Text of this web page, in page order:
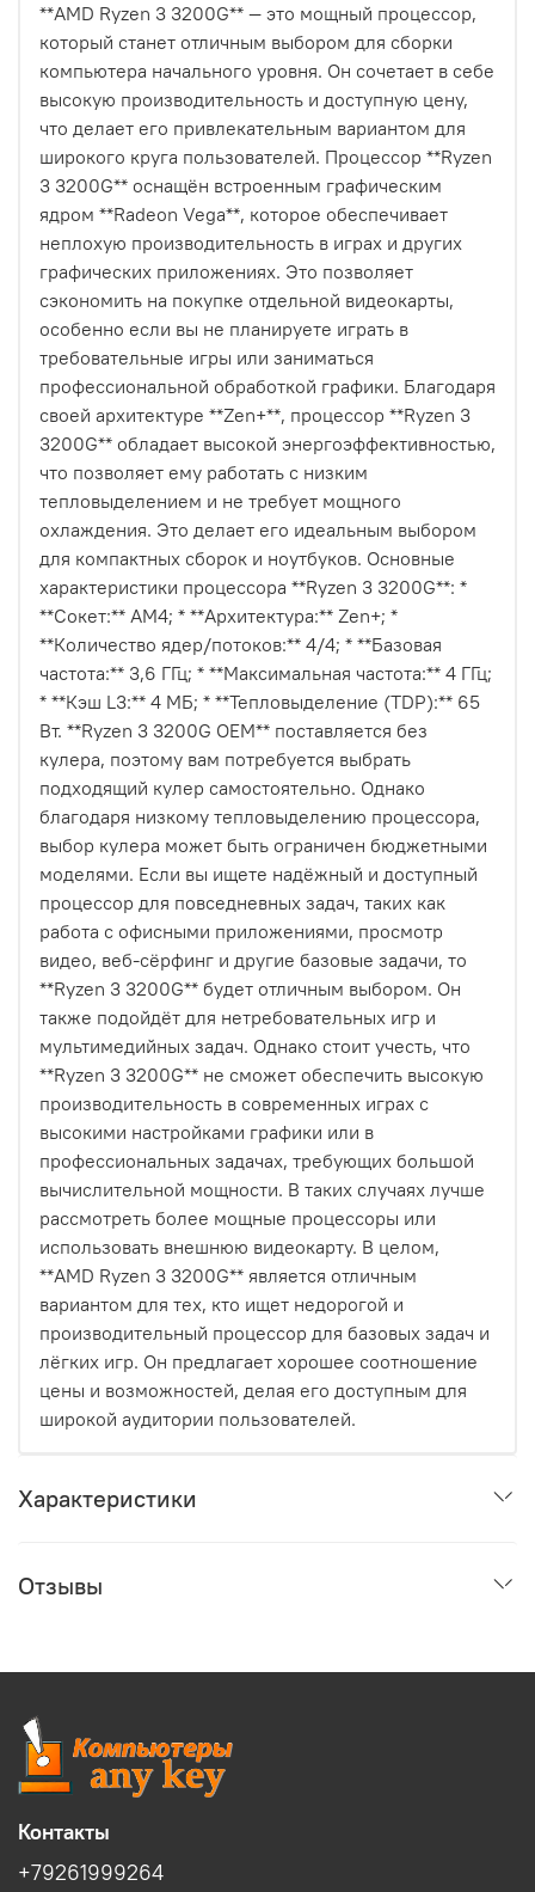
**AMD Ryzen 3 3200G** — это мощный процессор,
который станет отличным выбором для сборки
компьютера начального уровня. Он сочетает в себе
высокую производительность и доступную цену,
что делает его привлекательным вариантом для
широкого круга пользователей. Процессор **Ryzen
3 3200G** оснащён встроенным графическим
ядром **Radeon Vega**, которое обеспечивает
неплохую производительность в играх и других
графических приложениях. Это позволяет
сэкономить на покупке отдельной видеокарты,
особенно если вы не планируете играть в
требовательные игры или заниматься
профессиональной обработкой графики. Благодаря
своей архитектуре **Zen+**, процессор **Ryzen 3
3200G** обладает высокой энергоэффективностью,
что позволяет ему работать с низким
тепловыделением и не требует мощного
охлаждения. Это делает его идеальным выбором
для компактных сборок и ноутбуков. Основные
характеристики процессора **Ryzen 3 3200G**: *
**Сокет:** AM4; * **Архитектура:** Zen+; *
**Количество ядер/потоков:** 4/4; * **Базовая
частота:** 3,6 ГГц; * **Максимальная частота:** 4 ГГц;
* **Кэш L3:** 4 МБ; * **Тепловыделение (TDP):** 65
Вт. **Ryzen 3 3200G OEM** поставляется без
кулера, поэтому вам потребуется выбрать
подходящий кулер самостоятельно. Однако
благодаря низкому тепловыделению процессора,
выбор кулера может быть ограничен бюджетными
моделями. Если вы ищете надёжный и доступный
процессор для повседневных задач, таких как
работа с офисными приложениями, просмотр
видео, веб-сёрфинг и другие базовые задачи, то
**Ryzen 3 3200G** будет отличным выбором. Он
также подойдёт для нетребовательных игр и
мультимедийных задач. Однако стоит учесть, что
**Ryzen 3 3200G** не сможет обеспечить высокую
производительность в современных играх с
высокими настройками графики или в
профессиональных задачах, требующих большой
вычислительной мощности. В таких случаях лучше
рассмотреть более мощные процессоры или
использовать внешнюю видеокарту. В целом,
**AMD Ryzen 3 3200G** является отличным
вариантом для тех, кто ищет недорогой и
производительный процессор для базовых задач и
лёгких игр. Он предлагает хорошее соотношение
цены и возможностей, делая его доступным для
широкой аудитории пользователей.
Характеристики
Отзывы
Контакты
+79261999264